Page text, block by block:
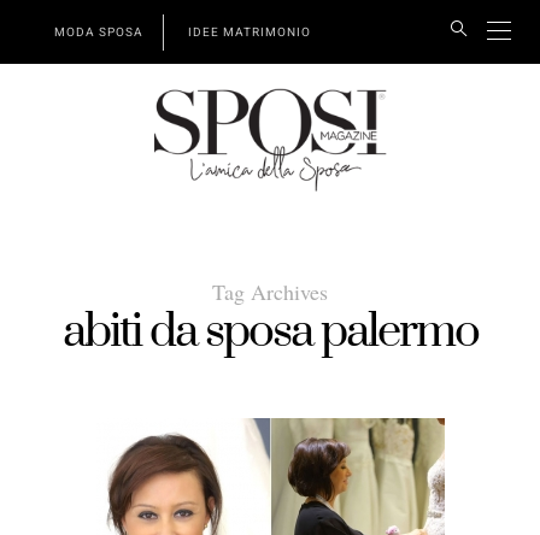
MODA SPOSA IDEE MATRIMONIO
Tag Archives
abiti da sposa palermo